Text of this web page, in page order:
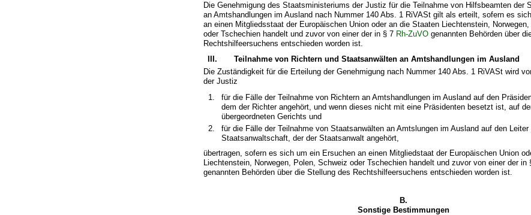
Die Genehmigung des Staatsministeriums der Justiz für die Teilnahme von Hilfsbeamten der
an Amtshandlungen im Ausland nach Nummer 140 Abs. 1 RiVASt gilt als erteilt, sofern es
an einen Mitgliedsstaat der Europäischen Union oder an die Staaten Liechtenstein,
oder Tschechien handelt und zuvor von einer der in § 7 Rh-ZuVO genannten Behörden über
Rechtshilfeersuchens entschieden worden ist.
III.
Teilnahme von Richtern und Staatsanwälten an Amtshandlungen im Ausland
Die Zuständigkeit für die Erteilung der Genehmigung nach Nummer 140 Abs. 1 RiVASt wird
der Justiz
für die Fälle der Teilnahme von Richtern an Amtshandlungen im Ausland auf den
dem der Richter angehört, und wenn dieses nicht mit eine Präsidenten besetzt ist, auf
übergeordneten Gerichts und
für die Fälle der Teilnahme von Staatsanwälten an Amtslungen im Ausland auf den Leiter
Staatsanwaltschaft, der der Staatsanwalt angehört,
übertragen, sofern es sich um ein Ersuchen an einen Mitgliedstaat der Europäischen Union
Liechtenstein, Norwegen, Polen, Schweiz oder Tschechien handelt und zuvor von einer der in
genannten Behörden über die Stellung des Rechtshilfeersuchens entschieden worden ist.
B.
Sonstige Bestimmungen